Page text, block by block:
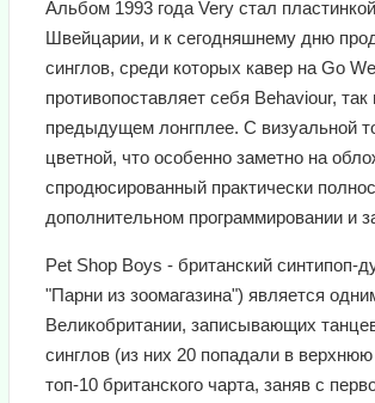
Альбом 1993 года Very стал
Швейцарии, и к сегодняшнему дню
синглов, среди которых кавер на Go
противопоставляет себя Behaviour,
предыдущем лонгплее. С визуальной
цветной, что особенно заметно на
спродюсированный практически
дополнительном программировании и
Pet Shop Boys - британский синтипоп-
"Парни из зоомагазина") является
Великобритании, записывающих
синглов (из них 20 попадали в
топ-10 британского чарта, заняв с